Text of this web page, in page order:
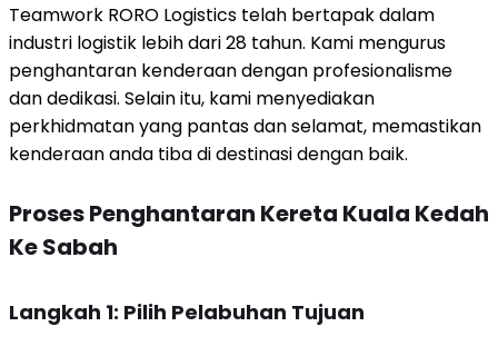
Teamwork RORO Logistics telah bertapak dalam
industri logistik lebih dari 28 tahun. Kami mengurus
penghantaran kenderaan dengan profesionalisme
dan dedikasi. Selain itu, kami menyediakan
perkhidmatan yang pantas dan selamat, memastikan
kenderaan anda tiba di destinasi dengan baik.
Proses Penghantaran Kereta Kuala Kedah
Ke Sabah
Langkah 1: Pilih Pelabuhan Tujuan